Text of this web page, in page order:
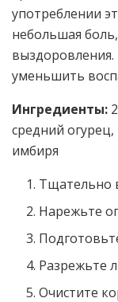
употреблении
небольшая
уменьшить
Ингредиенты:
средний
имбиря
Тщательно
Нарежьте
Разрежьте
Очистите